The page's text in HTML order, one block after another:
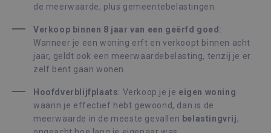
de meerwaarde, plus gemeentebelastingen.
Verkoop binnen 8 jaar van een geërfd goed :
Wanneer je een woning erft en verkoopt binnen acht
jaar, geldt ook een meerwaardebelasting, tenzij je er
zelf bent gaan wonen.
Hoofdverblijfplaats: Verkoop je je eigen woning
waarin je effectief hebt gewoond, dan is de
meerwaarde in de meeste gevallen belastingvrij,